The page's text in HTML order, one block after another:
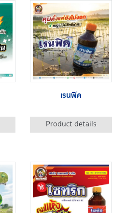
เรนฟิค
Product details